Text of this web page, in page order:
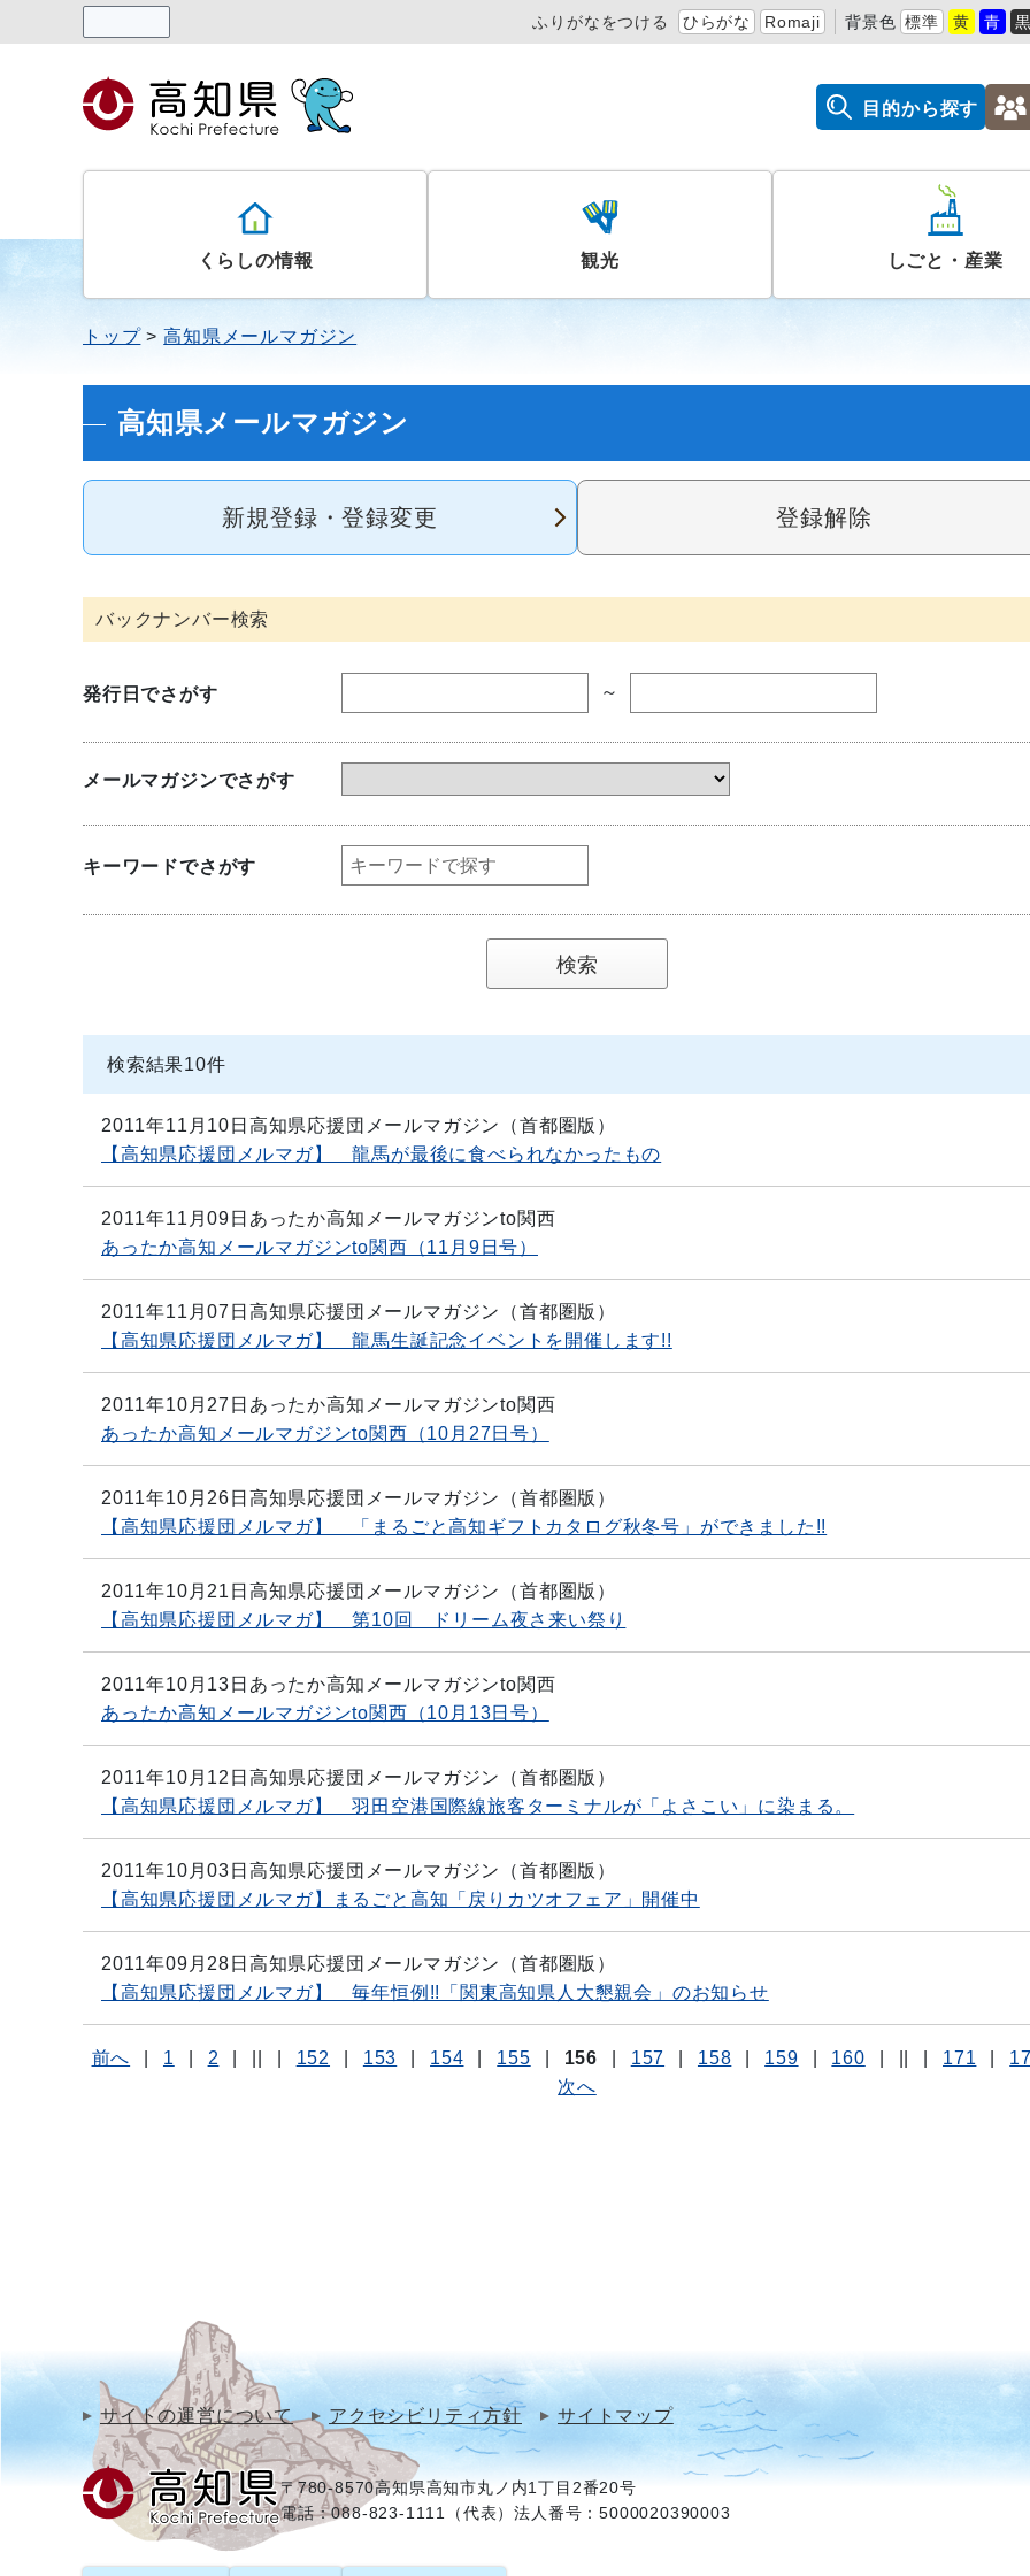
ふりがなをつける ひらがな Romaji 背景色 標準 黄 青
目的から探す
くらしの情報 観光 しごと・産業
トップ 高知県メールマガジン
高知県メールマガジン
新規登録・登録変更 登録解除
発行日でさがす ～
メールマガジンでさがす
キーワードでさがす
検索結果10件
2011年11月10日 高知県応援団メールマガジン（首都圏版）
【高知県応援団メルマガ】 龍馬が最後に食べられなかったもの
2011年11月09日 あったか高知メールマガジンto関西
あったか高知メールマガジンto関西（11月9日号）
2011年11月07日 高知県応援団メールマガジン（首都圏版）
【高知県応援団メルマガ】 龍馬生誕記念イベントを開催します!!
2011年10月27日 あったか高知メールマガジンto関西
あったか高知メールマガジンto関西（10月27日号）
2011年10月26日 高知県応援団メールマガジン（首都圏版）
【高知県応援団メルマガ】 「まるごと高知ギフトカタログ秋冬号」ができました!!
2011年10月21日 高知県応援団メールマガジン（首都圏版）
【高知県応援団メルマガ】 第10回 ドリーム夜さ来い祭り
2011年10月13日 あったか高知メールマガジンto関西
あったか高知メールマガジンto関西（10月13日号）
2011年10月12日 高知県応援団メールマガジン（首都圏版）
【高知県応援団メルマガ】 羽田空港国際線旅客ターミナルが「よさこい」に染まる。
2011年10月03日 高知県応援団メールマガジン（首都圏版）
【高知県応援団メルマガ】まるごと高知「戻りカツオフェア」開催中
2011年09月28日 高知県応援団メールマガジン（首都圏版）
【高知県応援団メルマガ】 毎年恒例!!「関東高知県人大懇親会」のお知らせ
前へ 1 2 152 153 154 155 156 157 158 159 160 171
次へ
サイトの運営について アクセシビリティ方針 サイトマップ
〒780-8570高知県高知市丸ノ内1丁目2番20号
電話：088-823-1111（代表）法人番号：5000020390003